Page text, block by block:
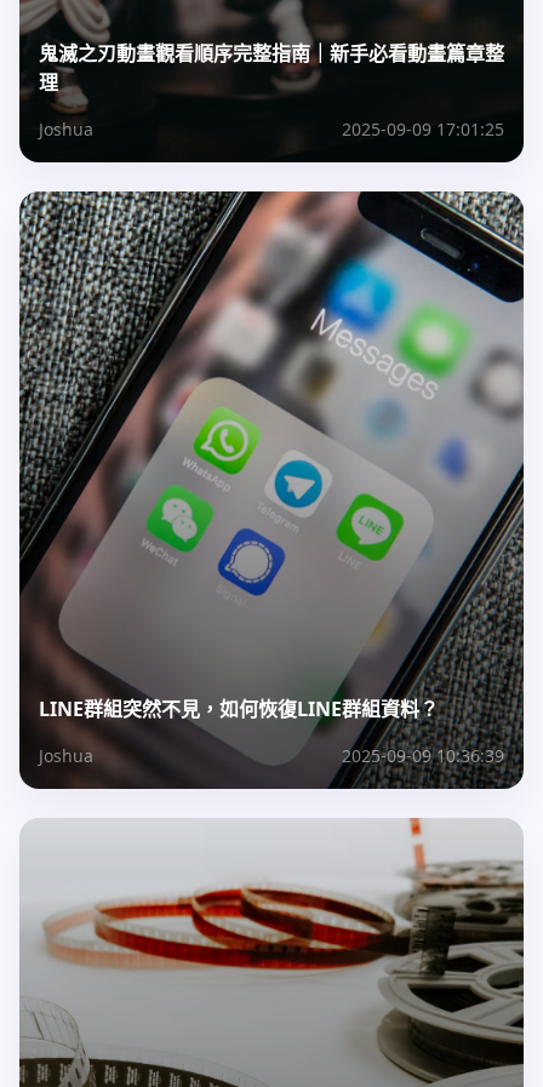
鬼滅之刃動畫觀看順序完整指南｜新手必看動畫篇章整
理
Joshua 2025-09-09 17:01:25
LINE群組突然不見，如何恢復LINE群組資料？
Joshua 2025-09-09 10:36:39